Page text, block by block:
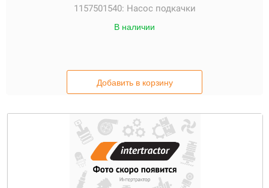
1157501540: Насос подкачки
В наличии
Добавить в корзину